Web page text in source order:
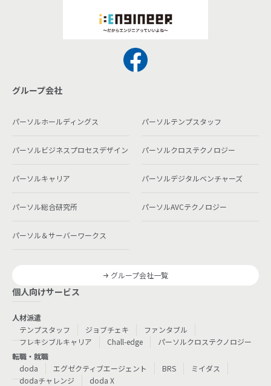
グループ会社
パーソルホールディングス パーソルテンプスタッフ
パーソルビジネスプロセスデザイン パーソルクロステクノロジー
パーソルキャリア パーソルデジタルベンチャーズ
パーソル総合研究所 パーソルAVCテクノロジー
パーソル＆サーバーワークス
グループ会社一覧
個人向けサービス
人材派遣
テンプスタッフ
ジョブチェキ
ファンタブル
フレキシブルキャリア
Chall-edge
パーソルクロステクノロジー
転職・就職
doda
エグゼクティブエージェント BRS
ミイダス
dodaチャレンジ
doda X